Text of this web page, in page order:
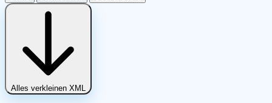
Alles verkleinen XML